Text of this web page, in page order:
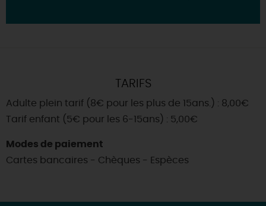
TARIFS
Adulte plein tarif (8€ pour les plus de 15ans.) : 8,00€
Tarif enfant (5€ pour les 6-15ans) : 5,00€
Modes de paiement
Cartes bancaires - Chèques - Espèces